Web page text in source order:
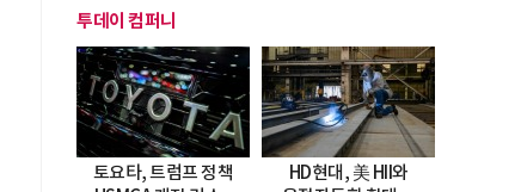
투데이 컴퍼니
토요타, 트럼프 정책
HD현대, 美 HII와